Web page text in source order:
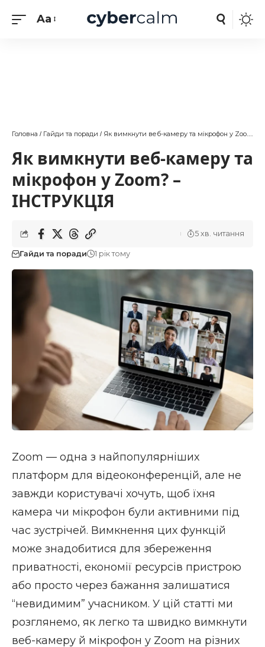
Aa
Головна / Гайди та поради / Як вимкнути веб-камеру та мікрофон у Zoom? – ІНСТРУКЦІЯ
Як вимкнути веб-камеру та
мікрофон у Zoom? –
ІНСТРУКЦІЯ
Гайди та поради 1 рік тому
5 хв. читання
Zoom — одна з найпопулярніших
платформ для відеоконференцій, але не
завжди користувачі хочуть, щоб їхня
камера чи мікрофон були активними під
час зустрічей. Вимкнення цих функцій
може знадобитися для збереження
приватності, економії ресурсів пристрою
або просто через бажання залишатися
“невидимим” учасником. У цій статті ми
розглянемо, як легко та швидко вимкнути
веб-камеру й мікрофон у Zoom на різних